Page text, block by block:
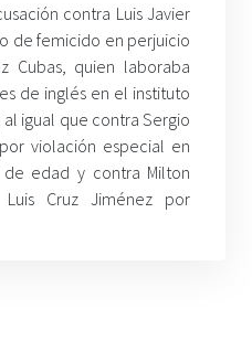
contra Luis Javier
de femicido en perjuicio
Cubas, quien laboraba
de inglés en el instituto
igual que contra Sergio
violación especial en
edad y contra Milton
Cruz Jiménez por